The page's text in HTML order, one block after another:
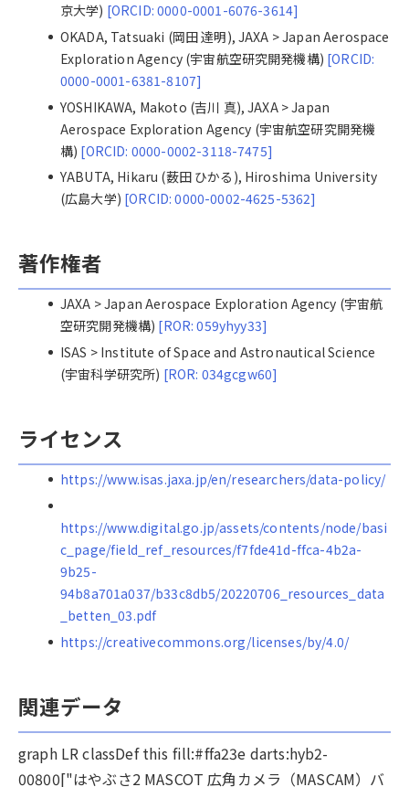
京大学) [ORCID: 0000-0001-6076-3614]
OKADA, Tatsuaki (岡田 達明), JAXA > Japan Aerospace
Exploration Agency (宇宙航空研究開発機構) [ORCID:
0000-0001-6381-8107]
YOSHIKAWA, Makoto (吉川 真), JAXA > Japan
Aerospace Exploration Agency (宇宙航空研究開発機
構) [ORCID: 0000-0002-3118-7475]
YABUTA, Hikaru (薮田 ひかる), Hiroshima University
(広島大学) [ORCID: 0000-0002-4625-5362]
著作権者
JAXA > Japan Aerospace Exploration Agency (宇宙航
空研究開発機構) [ROR: 059yhyy33]
ISAS > Institute of Space and Astronautical Science
(宇宙科学研究所) [ROR: 034gcgw60]
ライセンス
https://www.isas.jaxa.jp/en/researchers/data-policy/
https://www.digital.go.jp/assets/contents/node/basi
c_page/field_ref_resources/f7fde41d-ffca-4b2a-
9b25-
94b8a701a037/b33c8db5/20220706_resources_data
_betten_03.pdf
https://creativecommons.org/licenses/by/4.0/
関連データ
graph LR classDef this fill:#ffa23e darts:hyb2-
00800["はやぶさ2 MASCOT 広角カメラ（MASCAM）バ